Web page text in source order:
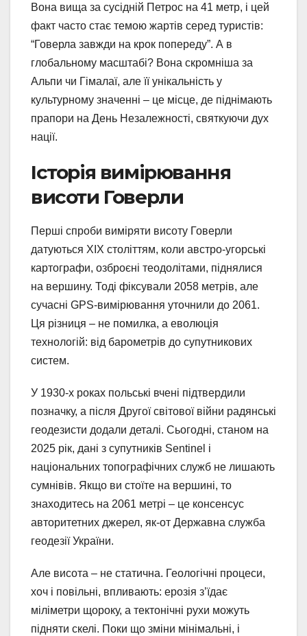
Вона вища за сусідній Петрос на 41 метр, і цей
факт часто стає темою жартів серед туристів:
“Говерла завжди на крок попереду”. А в
глобальному масштабі? Вона скромніша за
Альпи чи Гімалаї, але її унікальність у
культурному значенні – це місце, де піднімають
прапори на День Незалежності, святкуючи дух
нації.
Історія вимірювання
висоти Говерли
Перші спроби виміряти висоту Говерли
датуються XIX століттям, коли австро-угорські
картографи, озброєні теодолітами, піднялися
на вершину. Тоді фіксували 2058 метрів, але
сучасні GPS-вимірювання уточнили до 2061.
Ця різниця – не помилка, а еволюція
технологій: від барометрів до супутникових
систем.
У 1930-х роках польські вчені підтвердили
позначку, а після Другої світової війни радянські
геодезисти додали деталі. Сьогодні, станом на
2025 рік, дані з супутників Sentinel і
національних топографічних служб не лишають
сумнівів. Якщо ви стоїте на вершині, то
знаходитесь на 2061 метрі – це консенсус
авторитетних джерел, як-от Державна служба
геодезії України.
Але висота – не статична. Геологічні процеси,
хоч і повільні, впливають: ерозія з’їдає
міліметри щороку, а тектонічні рухи можуть
підняти скелі. Поки що зміни мінімальні, і